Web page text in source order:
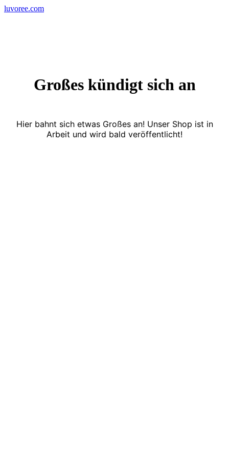
Skip
luvoree.com
Großes kündigt sich an
Hier bahnt sich etwas Großes an! Unser Shop ist in
Arbeit und wird bald veröffentlicht!